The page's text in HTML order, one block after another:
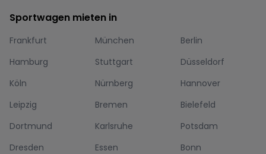
Sportwagen mieten in
Frankfurt München
Berlin
Hamburg
Stuttgart
Düsseldorf
Köln
Nürnberg
Hannover
Leipzig
Bremen
Bielefeld
Dortmund
Karlsruhe
Potsdam
Dresden
Essen
Bonn